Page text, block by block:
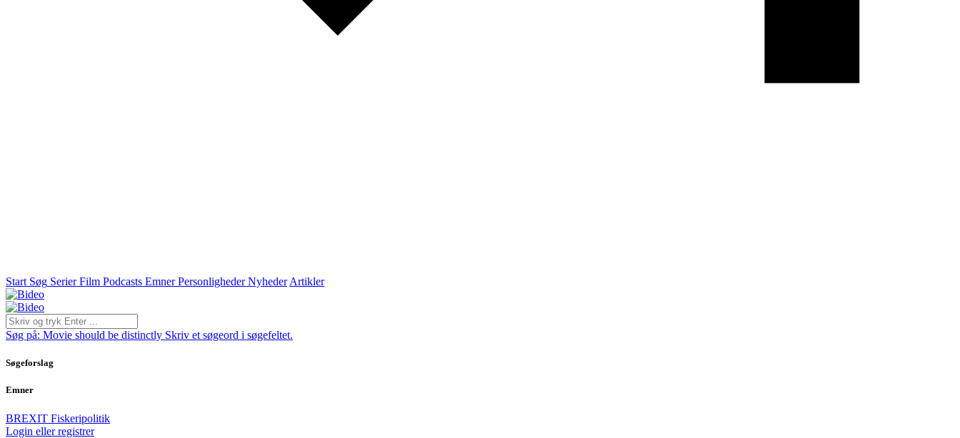
Start Søg Serier Film Podcasts Emner Personligheder Nyheder Artikler
Søg på: Movie should be distinctly Skriv et søgeord i søgefeltet.
Søgeforslag
Emner
BREXIT Fiskeripolitik
Login eller registrer